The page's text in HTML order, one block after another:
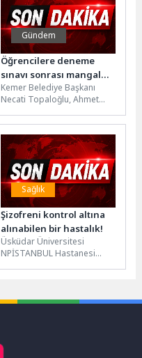
Gündem
Öğrencilere deneme
sınavı sonrası mangal
partisi
Kemer Belediye Başkanı
Necati Topaloğlu, Ahmet
Kursu'nda üniversite
sınavına ücretsiz olarak
hazırlanan...
Sağlık
Şizofreni kontrol altına
alınabilen bir hastalık!
Üsküdar Üniversitesi
NPİSTANBUL Hastanesi